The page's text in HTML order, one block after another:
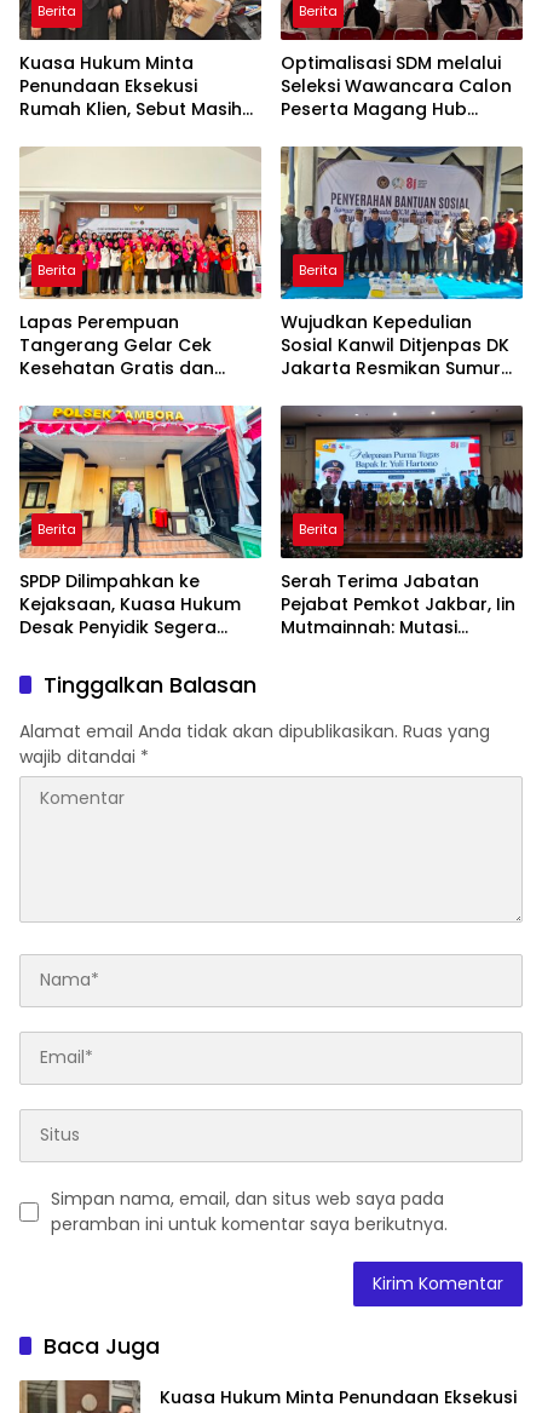
Berita
Kuasa Hukum Minta
Penundaan Eksekusi
Rumah Klien, Sebut Masih
Hukum yang Berjalan
Berita
Optimalisasi SDM melalui
Seleksi Wawancara Calon
Peserta Magang Hub
2026
Berita
Lapas Perempuan
Tangerang Gelar Cek
Kesehatan Gratis dan
DNA bagi Petugas dan
Warga Binaan
Berita
Wujudkan Kepedulian
Sosial Kanwil Ditjenpas DK
Jakarta Resmikan Sumur
Berita
SPDP Dilimpahkan ke
Kejaksaan, Kuasa Hukum
Desak Penyidik Segera
Pengeroyokan
Berita
Serah Terima Jabatan
Pejabat Pemkot Jakbar, Iin
Mutmainnah: Mutasi
Tinggalkan Balasan
Alamat email Anda tidak akan dipublikasikan. Ruas yang
wajib ditandai *
Simpan nama, email, dan situs web saya pada
peramban ini untuk komentar saya berikutnya.
Baca Juga
Kuasa Hukum Minta Penundaan Eksekusi